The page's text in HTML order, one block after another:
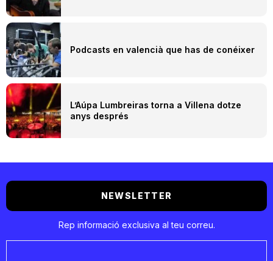
Podcasts en valencià que has de conéixer
L’Aúpa Lumbreiras torna a Villena dotze
anys després
NEWSLETTER
Rep informació exclusiva al teu correu.